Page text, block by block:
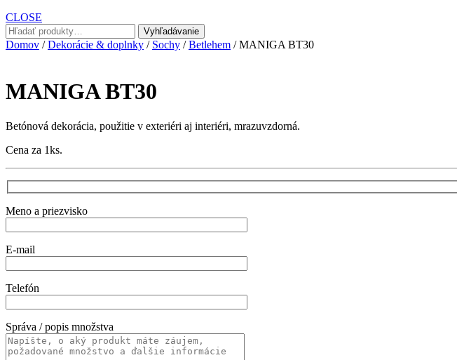
CLOSE
Hľadať:
Vyhľadávanie
Domov /Dekorácie & doplnky / Sochy /Betlehem / MANIGA BT30
MANIGA BT30
Betónová dekorácia, použitie v exteriéri aj interiéri, mrazuvzdorná.
Cena za 1ks.
Meno a priezvisko
E-mail
Telefón
Správa / popis množstva